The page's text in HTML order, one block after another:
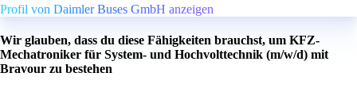
Profil von Daimler Buses GmbH anzeigen
Wir glauben, dass du diese Fähigkeiten brauchst, um KFZ-
Mechatroniker für System- und Hochvolttechnik (m/w/d) mit
Bravour zu bestehen